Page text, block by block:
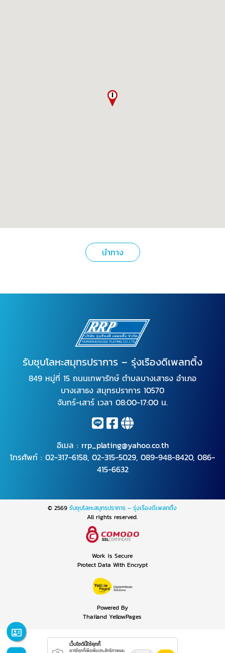
นำทาง
รับชุบโลหะสมุทรปราการ – รุ่งเรืองดีเพลทติ้ง
849 หมู่ที่ 15 ถนนเทพารักษ์ ตำบลบางเสาธง อำเภอ
บางเสาธง สมุทรปราการ 10570
จันทร์-เสาร์ เวลา 08:00-17:00 น.
อีเมล : rrp_plating@yahoo.co.th
โทรศัพท์ : 02-317-6158, 02-315-5029, 089-948-8420, 086-
415-6632
© 2569รับชุบโลหะสมุทรปราการ – รุ่งเรืองดีเพลทติ้ง
All rights reserved.
Work is Secure
Protect Data With Encrypt
Powered By
Thailand YellowPages
เว็บไซต์นี้ใช้คุกกี้
เราใช้คุกกี้เพื่อเพิ่มประสิทธิภาพและ